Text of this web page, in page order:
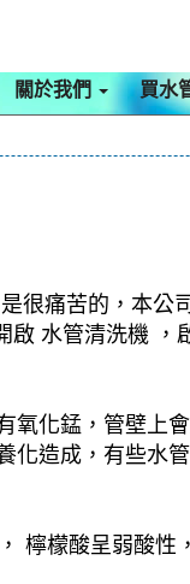
關於我們 買水
很痛苦的，本
水管清洗機 ，
化錳，管壁上
造成，有些水
檸檬酸呈弱酸